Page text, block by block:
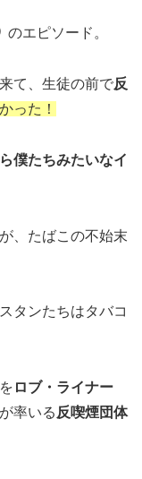
のエピソード。
て、生徒の前で反
った！
僕たちみたいなイ
、たばこの不始末
タンたちはタバコ
ロブ・ライナー
率いる 反喫煙団体